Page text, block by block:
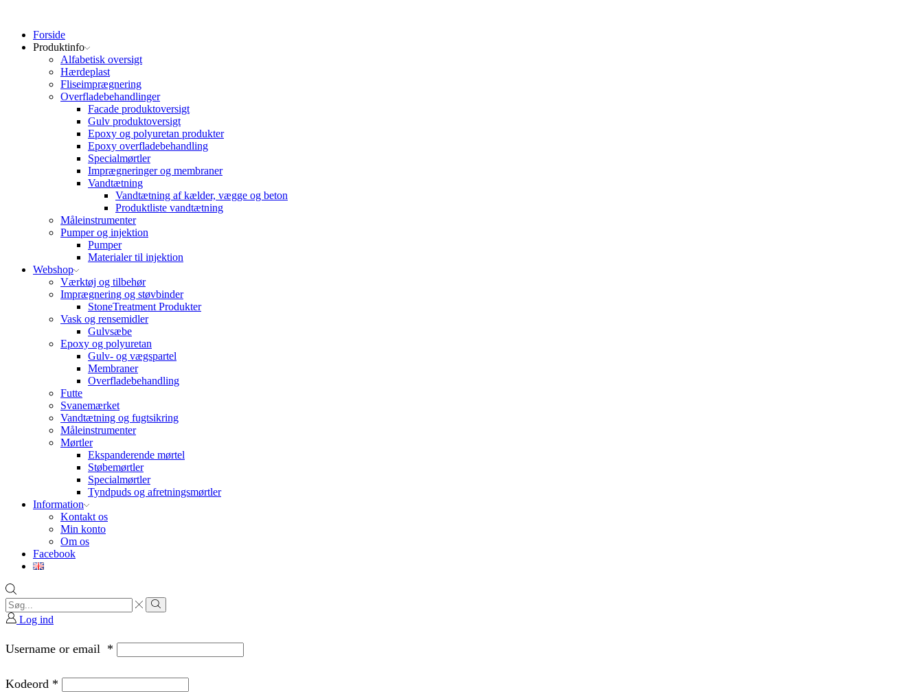
Forside
Produktinfo
Alfabetisk oversigt
Hærdeplast
Fliseimprægnering
Overfladebehandlinger
Facade produktoversigt
Gulv produktoversigt
Epoxy og polyuretan produkter
Epoxy overfladebehandling
Specialmørtler
Imprægneringer og membraner
Vandtætning
Vandtætning af kælder, vægge og beton
Produktliste vandtætning
Måleinstrumenter
Pumper og injektion
Pumper
Materialer til injektion
Webshop
Værktøj og tilbehør
Imprægnering og støvbinder
StoneTreatment Produkter
Vask og rensemidler
Gulvsæbe
Epoxy og polyuretan
Gulv- og vægspartel
Membraner
Overfladebehandling
Futte
Svanemærket
Vandtætning og fugtsikring
Måleinstrumenter
Mørtler
Ekspanderende mørtel
Støbemørtler
Specialmørtler
Tyndpuds og afretningsmørtler
Information
Kontakt os
Min konto
Om os
Facebook
Search
input
Search
Log ind
Username or email *
Kodeord *